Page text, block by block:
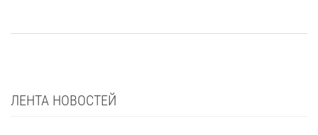
ЛЕНТА НОВОСТЕЙ